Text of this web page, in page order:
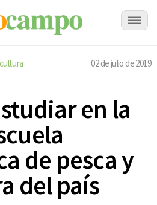
02 de julio de 2019
en la
de pesca y
del país